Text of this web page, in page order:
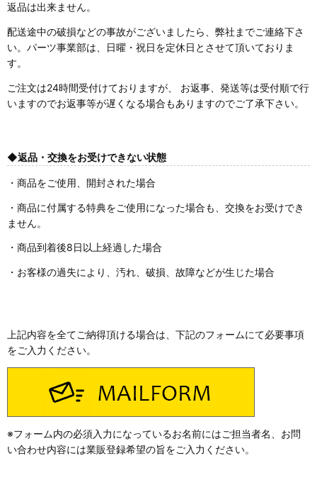
返品は出来ません。
配送途中の破損などの事故がございましたら、弊社までご連絡下さ
い。パーツ事業部は、日曜・祝日を定休日とさせて頂いておりま
す。
ご注文は24時間受付けておりますが、 お返事、発送等は受付順で行
いますのでお返事等が遅くなる場合もありますのでご了承下さい。
◆返品・交換をお受けできない状態
・商品をご使用、開封された場合
・商品に付属する特典をご使用になった場合も、交換をお受けでき
ません。
・商品到着後8日以上経過した場合
・お客様の過失により、汚れ、破損、故障などが生じた場合
上記内容を全てご納得頂ける場合は、下記のフォームにて必要事項
をご入力ください。
※フォーム内の必須入力になっているお名前にはご担当者名、お問
い合わせ内容には業販登録希望の旨をご入力ください。